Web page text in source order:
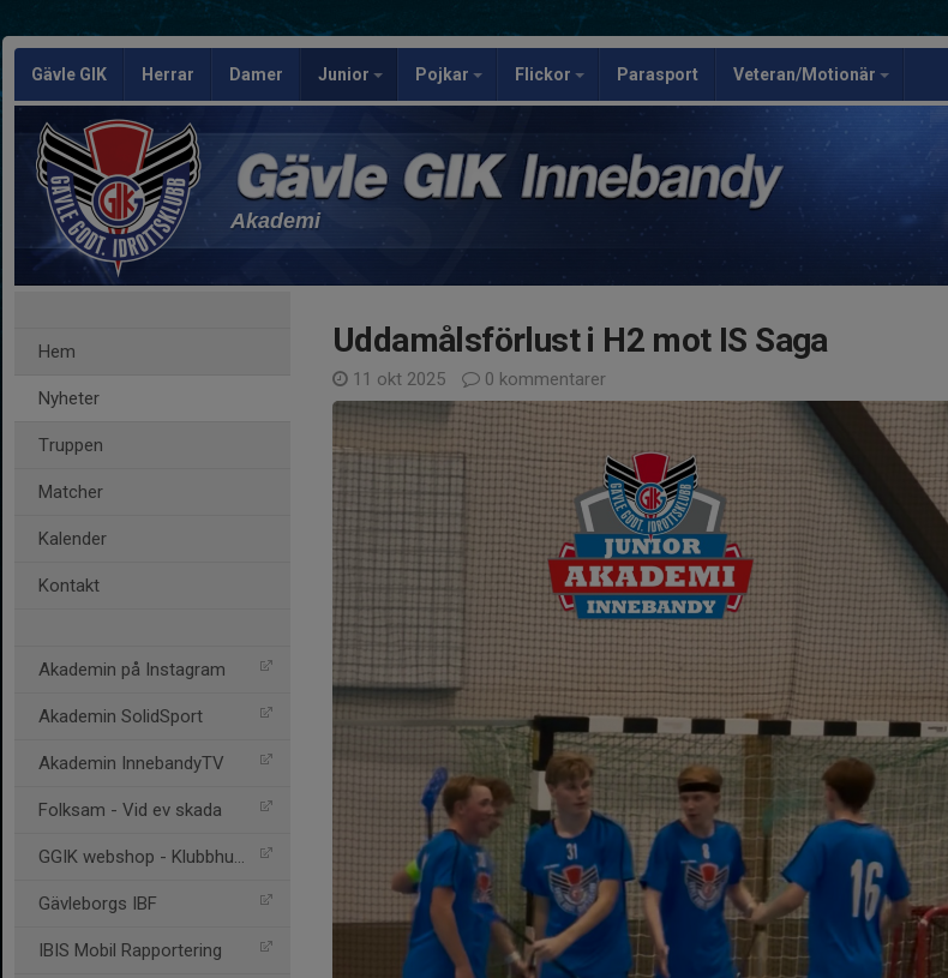
Gävle GIK Herrar Damer Junior Pojkar Flickor Parasport Veteran/Motionär
Akademi
Hem
Nyheter
Truppen
Matcher
Kalender
Kontakt
Akademin på Instagram
Akademin SolidSport
Akademin InnebandyTV
Folksam - Vid ev skada
GGIK webshop - Klubbhuset
Gävleborgs IBF
IBIS Mobil Rapportering
Uddamålsförlust i H2 mot IS Saga
11 okt 2025 0 kommentarer